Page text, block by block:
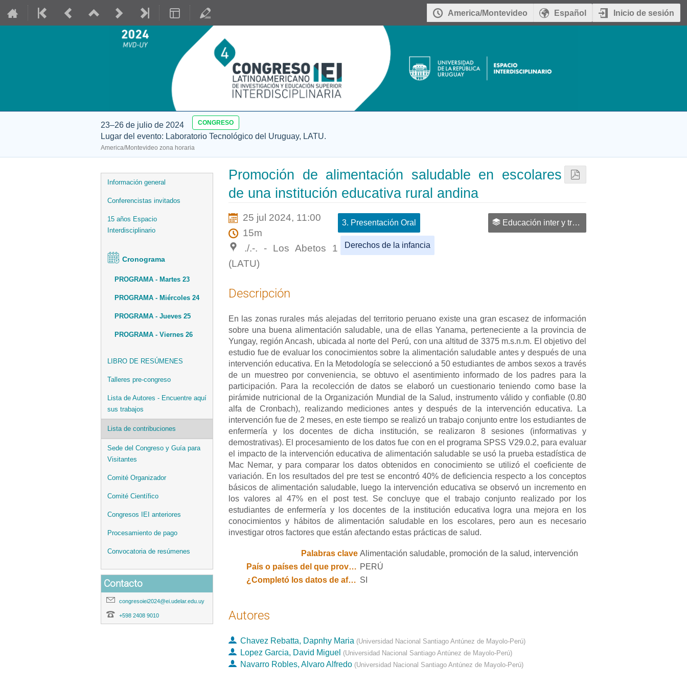
America/Montevideo Español Inicio de sesión
23–26 de julio de 2024 CONGRESO
Lugar del evento: Laboratorio Tecnológico del Uruguay, LATU.
America/Montevideo zona horaria
Event
menu
Información general
Conferencistas invitados
15 años Espacio
Interdisciplinario
Cronograma
PROGRAMA - Martes 23
PROGRAMA - Miércoles 24
PROGRAMA - Jueves 25
PROGRAMA - Viernes 26
LIBRO DE RESÚMENES
Talleres pre-congreso
Lista de Autores - Encuentre aquí
sus trabajos
Lista de contribuciones
Sede del Congreso y Guía para
Visitantes
Comité Organizador
Comité Científico
Congresos IEI anteriores
Procesamiento de pago
Convocatoria de resúmenes
Contacto
congresoiei2024@ei.udelar.edu.uy
+598 2408 9010
Promoción de alimentación saludable en escolares
de una institución educativa rural andina
25 jul 2024, 11:00
15m
./.-. - Los Abetos 1
(LATU)
3. Presentación Oral Educación inter y transdisciplinaria
Derechos de la infancia
Descripción
En las zonas rurales más alejadas del territorio peruano existe una gran escasez de información
sobre una buena alimentación saludable, una de ellas Yanama, perteneciente a la provincia de
Yungay, región Ancash, ubicada al norte del Perú, con una altitud de 3375 m.s.n.m. El objetivo del
estudio fue de evaluar los conocimientos sobre la alimentación saludable antes y después de una
intervención educativa. En la Metodología se seleccionó a 50 estudiantes de ambos sexos a través
de un muestreo por conveniencia, se obtuvo el asentimiento informado de los padres para la
participación. Para la recolección de datos se elaboró un cuestionario teniendo como base la
pirámide nutricional de la Organización Mundial de la Salud, instrumento válido y confiable (0.80
alfa de Cronbach), realizando mediciones antes y después de la intervención educativa. La
intervención fue de 2 meses, en este tiempo se realizó un trabajo conjunto entre los estudiantes de
enfermería y los docentes de dicha institución, se realizaron 8 sesiones (informativas y
demostrativas). El procesamiento de los datos fue con en el programa SPSS V29.0.2, para evaluar
el impacto de la intervención educativa de alimentación saludable se usó la prueba estadística de
Mac Nemar, y para comparar los datos obtenidos en conocimiento se utilizó el coeficiente de
variación. En los resultados del pre test se encontró 40% de deficiencia respecto a los conceptos
básicos de alimentación saludable, luego la intervención educativa se observó un incremento en
los valores al 47% en el post test. Se concluye que el trabajo conjunto realizado por los
estudiantes de enfermería y los docentes de la institución educativa logra una mejora en los
conocimientos y hábitos de alimentación saludable en los escolares, pero aun es necesario
investigar otros factores que están afectando estas prácticas de salud.
Palabras clave Alimentación saludable, promoción de la salud, intervención
País o países del que provienen los autores PERÚ
¿Completó los datos de afiliación institucional y país de todos los autores? SI
Autores
Chavez Rebatta, Dapnhy Maria (Universidad Nacional Santiago Antúnez de Mayolo-Perú)
Lopez Garcia, David Miguel (Universidad Nacional Santiago Antúnez de Mayolo-Perú)
Navarro Robles, Alvaro Alfredo (Universidad Nacional Santiago Antúnez de Mayolo-Perú)